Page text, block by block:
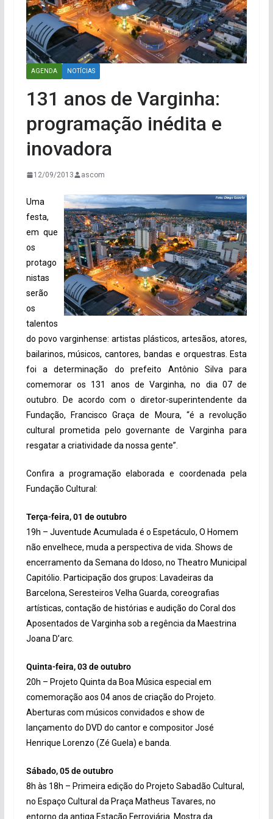
AGENDA NOTÍCIAS
131 anos de Varginha:
programação inédita e
inovadora
12/09/2013 ascom
Uma
festa,
em que
os
protago
nistas
serão
os
talentos
do povo varginhense: artistas plásticos, artesãos, atores,
bailarinos, músicos, cantores, bandas e orquestras. Esta
foi a determinação do prefeito Antônio Silva para
comemorar os 131 anos de Varginha, no dia 07 de
outubro. De acordo com o diretor-superintendente da
Fundação, Francisco Graça de Moura, “é a revolução
cultural prometida pelo governante de Varginha para
resgatar a criatividade da nossa gente”.
Confira a programação elaborada e coordenada pela
Fundação Cultural:
Terça-feira, 01 de outubro
19h – Juventude Acumulada é o Espetáculo, O Homem
não envelhece, muda a perspectiva de vida. Shows de
encerramento da Semana do Idoso, no Theatro Municipal
Capitólio. Participação dos grupos: Lavadeiras da
Barcelona, Seresteiros Velha Guarda, coreografias
artísticas, contação de histórias e audição do Coral dos
Aposentados de Varginha sob a regência da Maestrina
Joana D’arc.
Quinta-feira, 03 de outubro
20h – Projeto Quinta da Boa Música especial em
comemoração aos 04 anos de criação do Projeto.
Aberturas com músicos convidados e show de
lançamento do DVD do cantor e compositor José
Henrique Lorenzo (Zé Guela) e banda.
Sábado, 05 de outubro
8h às 18h – Primeira edição do Projeto Sabadão Cultural,
no Espaço Cultural da Praça Matheus Tavares, no
entorno da antiga Estação Ferroviária. Mostra da